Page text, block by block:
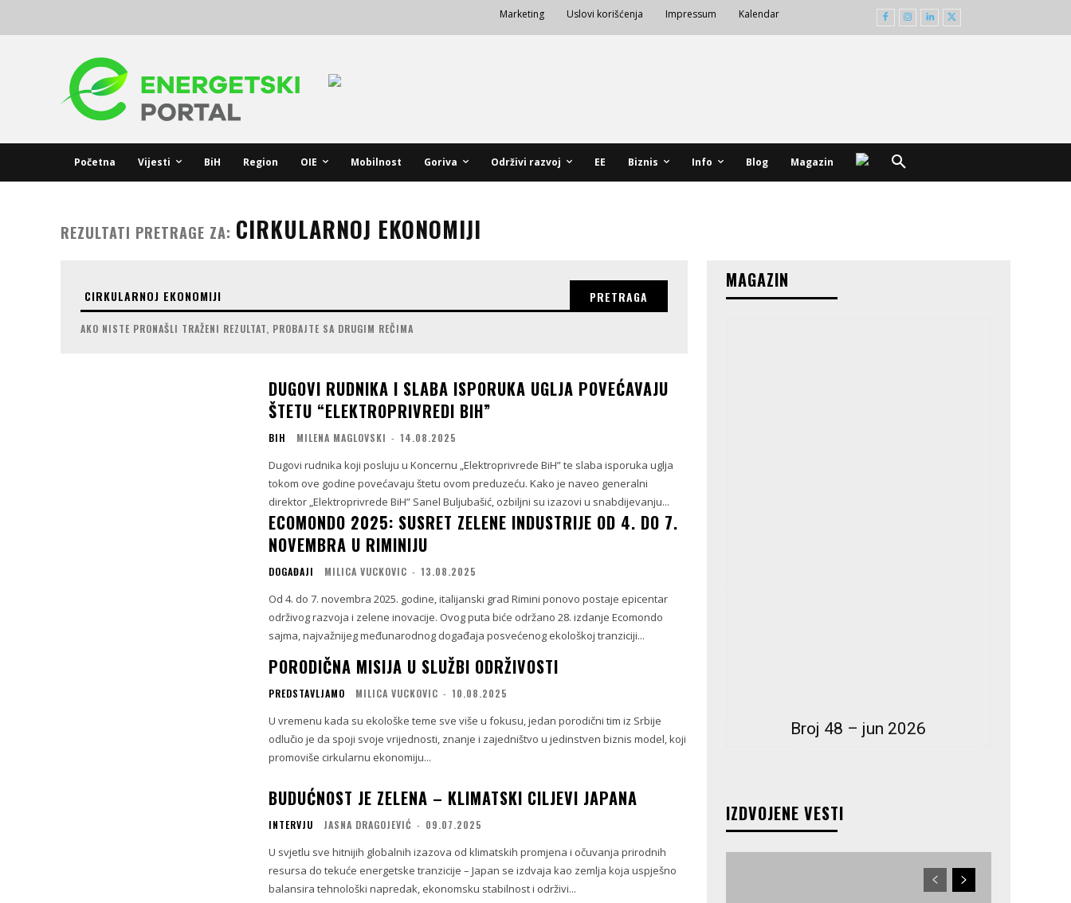
Marketing Uslovi korišćenja Impressum Kalendar
Početna Vijesti BiH Region OIE Mobilnost Goriva Održivi razvoj EE Biznis Info Blog Magazin
REZULTATI PRETRAGE ZA: CIRKULARNOJ EKONOMIJI
PRETRAGA
AKO NISTE PRONAŠLI TRAŽENI REZULTAT, PROBAJTE SA DRUGIM REČIMA
DUGOVI RUDNIKA I SLABA ISPORUKA UGLJA POVEĆAVAJU
ŠTETU “ELEKTROPRIVREDI BIH”
BIH MILENA MAGLOVSKI - 14.08.2025
Dugovi rudnika koji posluju u Koncernu „Elektroprivrede BiH” te slaba isporuka uglja
tokom ove godine povećavaju štetu ovom preduzeću. Kako je naveo generalni
direktor „Elektroprivrede BiH” Sanel Buljubašić, ozbiljni su izazovi u snabdijevanju...
ECOMONDO 2025: SUSRET ZELENE INDUSTRIJE OD 4. DO 7.
NOVEMBRA U RIMINIJU
DOGAĐAJI MILICA VUCKOVIC - 13.08.2025
Od 4. do 7. novembra 2025. godine, italijanski grad Rimini ponovo postaje epicentar
održivog razvoja i zelene inovacije. Ovog puta biće održano 28. izdanje Ecomondo
sajma, najvažnijeg međunarodnog događaja posvećenog ekološkoj tranziciji...
PORODIČNA MISIJA U SLUŽBI ODRŽIVOSTI
PREDSTAVLJAMO MILICA VUCKOVIC - 10.08.2025
U vremenu kada su ekološke teme sve više u fokusu, jedan porodični tim iz Srbije
odlučio je da spoji svoje vrijednosti, znanje i zajedništvo u jedinstven biznis model, koji
promoviše cirkularnu ekonomiju...
BUDUĆNOST JE ZELENA – KLIMATSKI CILJEVI JAPANA
INTERVJU JASNA DRAGOJEVIĆ - 09.07.2025
U svjetlu sve hitnijih globalnih izazova od klimatskih promjena i očuvanja prirodnih
resursa do tekuće energetske tranzicije – Japan se izdvaja kao zemlja koja uspješno
balansira tehnološki napredak, ekonomsku stabilnost i održivi...
MAGAZIN
Broj 48 – jun 2026
IZDVOJENE VESTI